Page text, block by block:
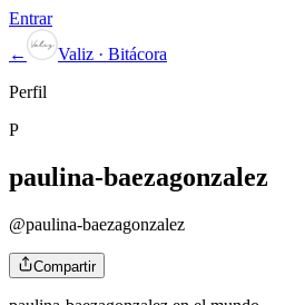
Entrar
←
Valiz · Bitácora
Perfil
P
paulina-baezagonzalez
@paulina-baezagonzalez
Compartir